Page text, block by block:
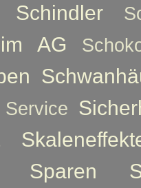
Schindler
AG
Service
Sparen